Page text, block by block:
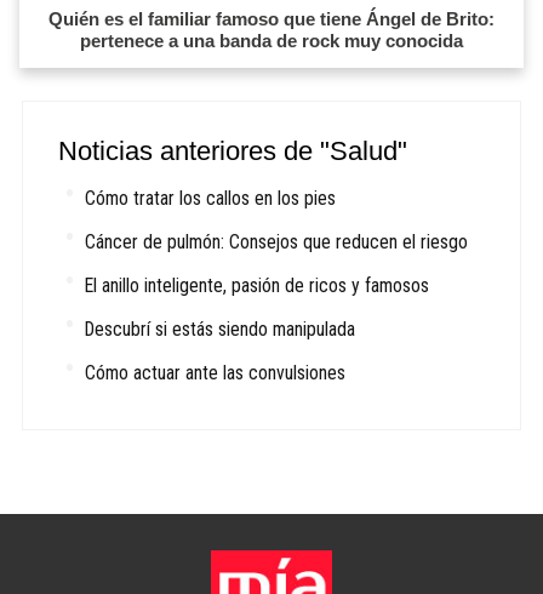
Quién es el familiar famoso que tiene Ángel de Brito:
pertenece a una banda de rock muy conocida
Noticias anteriores de "Salud"
Cómo tratar los callos en los pies
Cáncer de pulmón: Consejos que reducen el riesgo
El anillo inteligente, pasión de ricos y famosos
Descubrí si estás siendo manipulada
Cómo actuar ante las convulsiones